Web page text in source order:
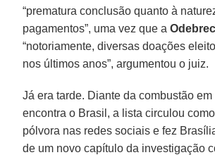
“prematura conclusão quanto à
pagamentos”, uma vez que a
“notoriamente, diversas doações
nos últimos anos”, argumentou o juiz.
Já era tarde. Diante da combustão em
encontra o Brasil, a lista circulou
pólvora nas redes sociais e fez
de um novo capítulo da investigação